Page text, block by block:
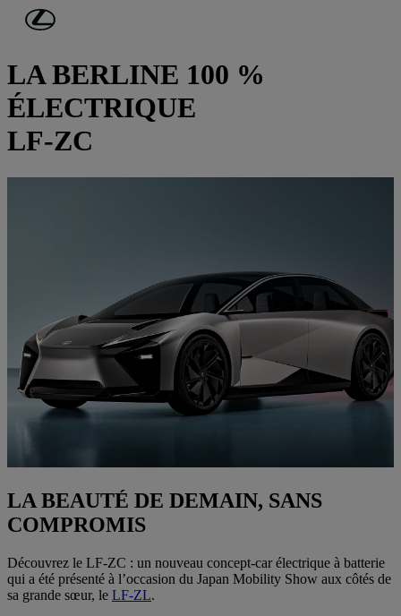
Passer au contenu principal
CONCEPT-CARS
LA BERLINE 100 %
ÉLECTRIQUE
LF-ZC
LA BEAUTÉ DE DEMAIN, SANS
COMPROMIS
Découvrez le LF-ZC : un nouveau concept-car électrique à batterie
qui a été présenté à l’occasion du Japan Mobility Show aux côtés de
sa grande sœur, le LF-ZL.